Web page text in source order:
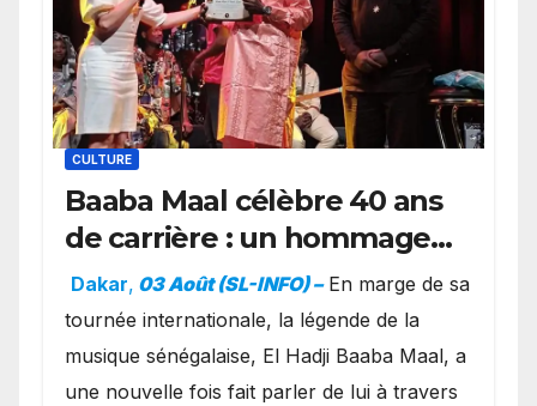
CULTURE
Baaba Maal célèbre 40 ans
de carrière : un hommage
exceptionnel à Oslo en
présence de la famille
royale.
Dakar, 03 Août (SL-INFO) – ​En marge de sa
tournée internationale, la légende de la
musique sénégalaise, El Hadji Baaba Maal, a
une nouvelle fois fait parler de lui à travers